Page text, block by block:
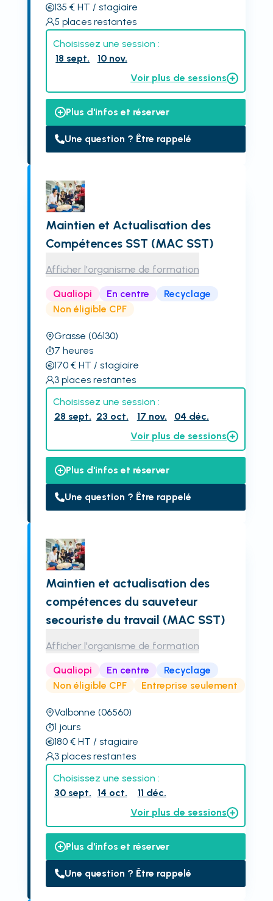
135 € HT / stagiaire
5 places restantes
Choisissez une session :
18 sept.
10 nov.
Voir plus de sessions
Plus d'infos et réserver
Une question ? Être rappelé
Maintien et Actualisation des
Compétences SST (MAC SST)
Afficher l'organisme de formation
Qualiopi En centre
Recyclage
Non éligible CPF
Grasse (06130)
7 heures
170€ HT / stagiaire
3 places restantes
Choisissez une session :
28 sept. 23 oct. 17 nov.
04 déc.
Voir plus de sessions
Plus d'infos et réserver
Une question ? Être rappelé
Maintien et actualisation des
compétences du sauveteur
secouriste du travail (MAC SST)
Afficher l'organisme de formation
Qualiopi En centre
Recyclage
Non éligible CPF
Entreprise seulement
Valbonne (06560)
1 jours
180€ HT / stagiaire
3 places restantes
Choisissez une session :
30 sept. 14 oct.
11 déc.
Voir plus de sessions
Plus d'infos et réserver
Une question ? Être rappelé